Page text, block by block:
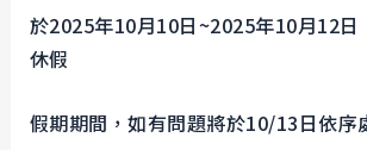
於2025年10月10日~2025年10月12日
休假
假期期間，如有問題將於10/13日依序